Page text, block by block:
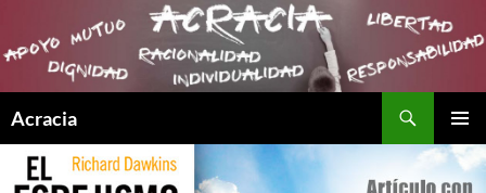
Acracia
MENÚ
AL
CONTENIDO